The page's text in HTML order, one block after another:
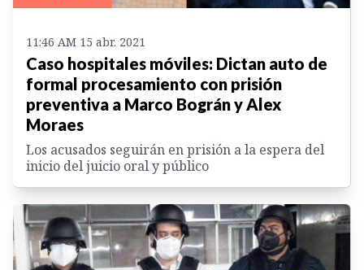
11:46 AM 15 abr. 2021
Caso hospitales móviles: Dictan auto de
formal procesamiento con prisión
preventiva a Marco Bográn y Alex
Moraes
Los acusados seguirán en prisión a la espera del
inicio del juicio oral y público